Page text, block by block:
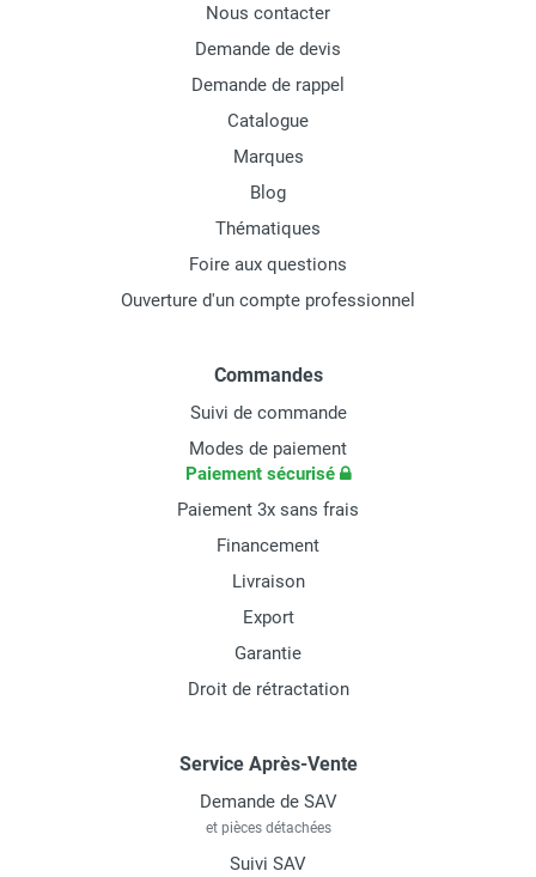
Nous contacter
Demande de devis
Demande de rappel
Catalogue
Marques
Blog
Thématiques
Foire aux questions
Ouverture d'un compte professionnel
Commandes
Suivi de commande
Modes de paiement
Paiement sécurisé
Paiement 3x sans frais
Financement
Livraison
Export
Garantie
Droit de rétractation
Service Après-Vente
Demande de SAV
et pièces détachées
Suivi SAV